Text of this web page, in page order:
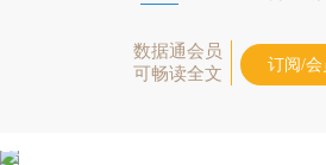
数据通会员
可畅读全文
订阅/会